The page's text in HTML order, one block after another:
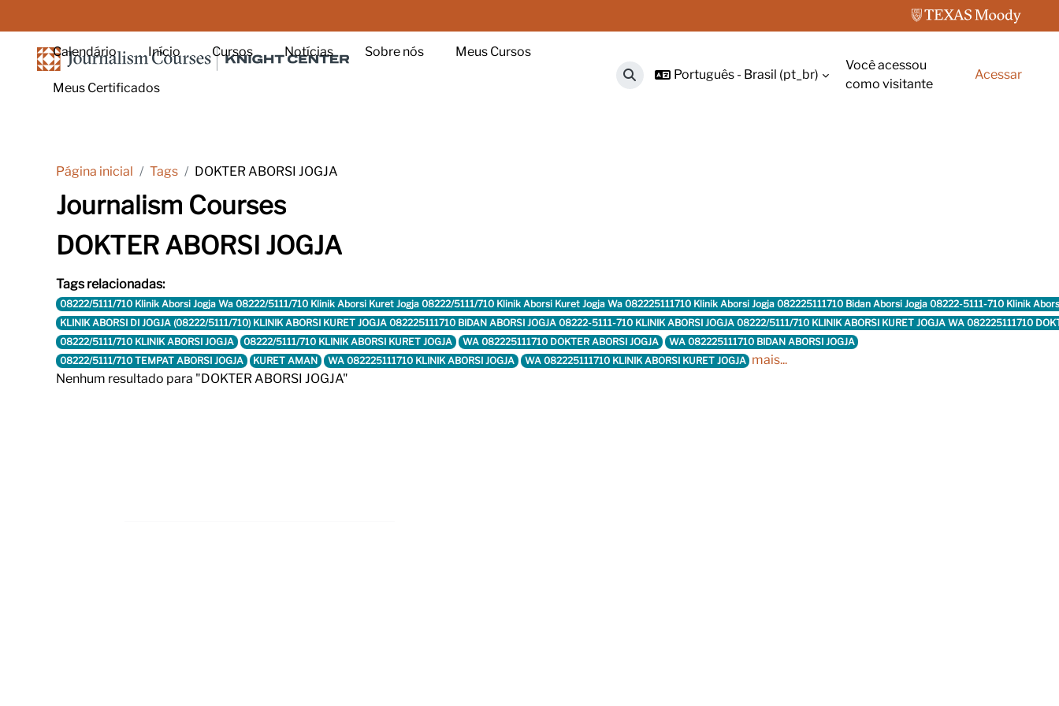
Calendário Início Cursos Notícias Sobre nós Meus Cursos
Meus Certificados Alternar entrada de pesquisa
Português - Brasil ‎(pt_br)‎
Você acessou
como visitante
Acessar
Página inicial Tags DOKTER ABORSI JOGJA
Journalism Courses
DOKTER ABORSI JOGJA
Tags relacionadas:
08222/5111/710 Klinik Aborsi Jogja Wa 08222/5111/710 Klinik Aborsi Kuret Jogja 08222/5111/710 Klinik Aborsi Kuret Jogja Wa 082225111710 Klinik Aborsi Jogja 082225111710 Bidan Aborsi Jogja 08222-5111-710 Klinik
KLINIK ABORSI DI JOGJA (08222/5111/710) KLINIK ABORSI KURET JOGJA 082225111710 BIDAN ABORSI JOGJA 08222-5111-710 KLINIK ABORSI JOGJA 08222/5111/710 KLINIK ABORSI KURET JOGJA WA 082225111710
08222/5111/710 KLINIK ABORSI JOGJA
08222/5111/710 KLINIK ABORSI KURET JOGJA WA 082225111710 DOKTER ABORSI JOGJA
WA 082225111710 BIDAN ABORSI JOGJA
08222/5111/710 TEMPAT ABORSI JOGJA
KURET AMAN WA 082225111710 KLINIK ABORSI JOGJA WA 082225111710 KLINIK ABORSI KURET JOGJA mais...
Nenhum resultado para "DOKTER ABORSI JOGJA"